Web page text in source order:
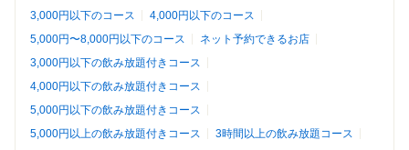
3,000円以下のコース
4,000円以下のコース
5,000円〜8,000円以下のコース
ネット予約できるお店
3,000円以下の飲み放題付きコース
4,000円以下の飲み放題付きコース
5,000円以下の飲み放題付きコース
5,000円以上の飲み放題付きコース
3時間以上の飲み放題コース